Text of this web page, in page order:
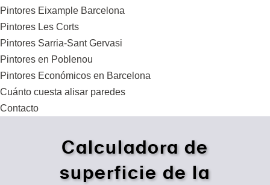
Pintores Eixample Barcelona
Pintores Les Corts
Pintores Sarria-Sant Gervasi
Pintores en Poblenou
Pintores Económicos en Barcelona
Cuánto cuesta alisar paredes
Contacto
Calculadora de
superficie de la